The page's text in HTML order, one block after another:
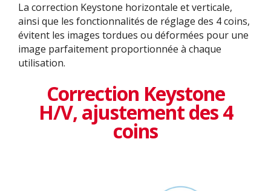
La correction Keystone horizontale et verticale,
ainsi que les fonctionnalités de réglage des 4 coins,
évitent les images tordues ou déformées pour une
image parfaitement proportionnée à chaque
utilisation.
Correction Keystone
H/V, ajustement des 4
coins